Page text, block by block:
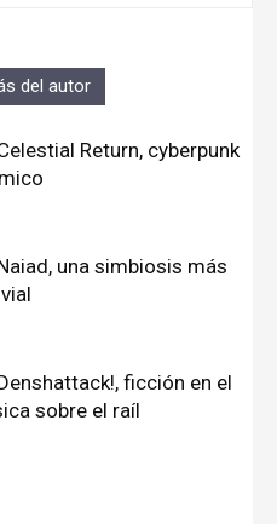
del autor
Return, cyberpunk
una simbiosis más
ficción en el
sobre el raíl